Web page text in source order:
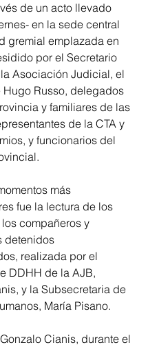
de un acto llevado
en la sede central
gremial emplazada en
por el Secretario
la Asociación Judicial, el
Hugo Russo, delegados
y familiares de las
de la CTA y
y funcionarios del
más
fue la lectura de los
compañeros y
detenidos
realizada por el
DDHH de la AJB,
y la Subsecretaria de
María Pisano.
Cianis, durante el